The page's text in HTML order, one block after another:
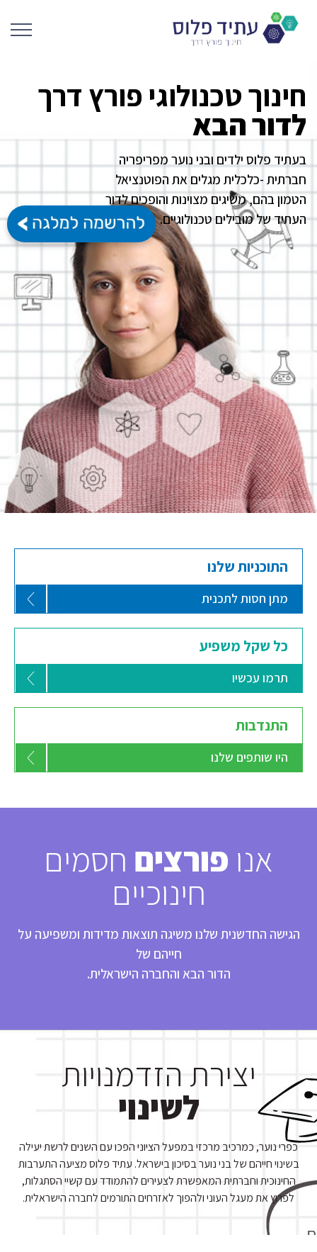
חינוך טכנולוגי פורץ דרך
לדור הבא
בעתיד פלוס ילדים ובני נוער מפריפריה
חברתית -כלכלית מגלים את הפוטנציאל
הטמון בהם, משיגים מצוינות והופכים לדור
העתיד של מובילים טכנולוגיים.
התוכניות שלנו
מתן חסות לתכנית
כל שקל משפיע
תרמו עכשיו
התנדבות
היו שותפים שלנו
אנו פורצים חסמים
חינוכיים
הגישה החדשנית שלנו משיגה תוצאות מדידות ומשפיעה על
חייהם של
הדור הבא והחברה הישראלית.
יצירת הזדמנויות
לשינוי
כפרי נוער, כמרכיב מרכזי במפעל הציוני הפכו עם השנים לרשת יעילה
בשינוי חייהם של בני נוער בסיכון בישראל. עתיד פלוס מציעה התערבות
החינוכית וחברתית המאפשרת לצעירים להתמודד עם קשיי הסתגלות,
לפרוץ את מעגל העוני ולהפוך לאזרחים התורמים לחברה הישראלית.